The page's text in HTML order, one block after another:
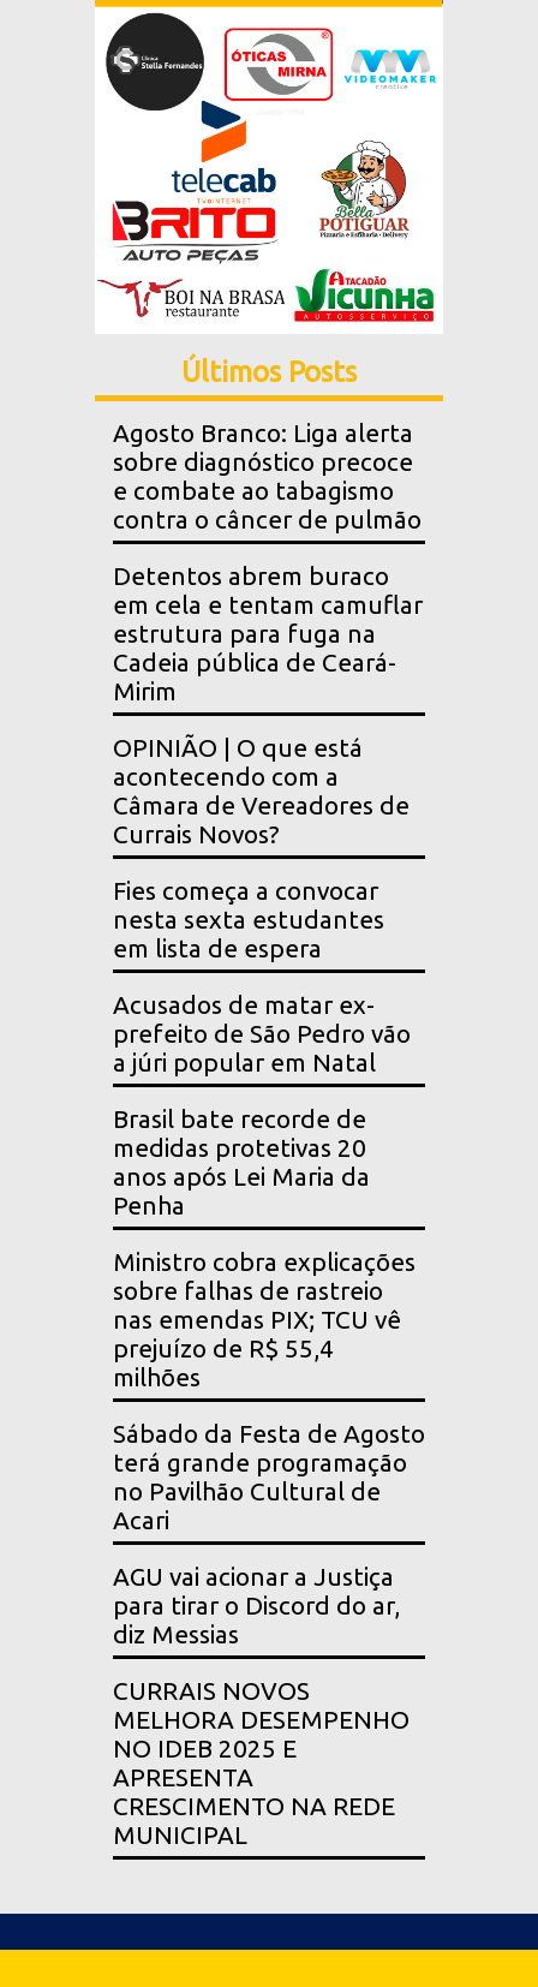
Últimos Posts
Agosto Branco: Liga alerta
sobre diagnóstico precoce
e combate ao tabagismo
contra o câncer de pulmão
Detentos abrem buraco
em cela e tentam camuflar
estrutura para fuga na
Cadeia pública de Ceará-
Mirim
OPINIÃO | O que está
acontecendo com a
Câmara de Vereadores de
Currais Novos?
Fies começa a convocar
nesta sexta estudantes
em lista de espera
Acusados de matar ex-
prefeito de São Pedro vão
a júri popular em Natal
Brasil bate recorde de
medidas protetivas 20
anos após Lei Maria da
Penha
Ministro cobra explicações
sobre falhas de rastreio
nas emendas PIX; TCU vê
prejuízo de R$ 55,4
milhões
Sábado da Festa de Agosto
terá grande programação
no Pavilhão Cultural de
Acari
AGU vai acionar a Justiça
para tirar o Discord do ar,
diz Messias
CURRAIS NOVOS
MELHORA DESEMPENHO
NO IDEB 2025 E
APRESENTA
CRESCIMENTO NA REDE
MUNICIPAL